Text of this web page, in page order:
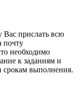
Вас прислать всю
почту
необходимо
к заданиям и
срокам выполнения.